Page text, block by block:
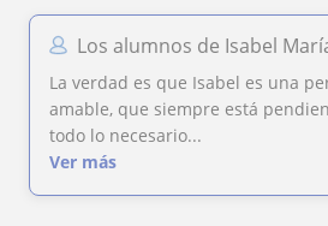
Los alumnos de Isabel
La verdad es que Isabel es una
amable, que siempre está
todo lo necesario...
Ver más